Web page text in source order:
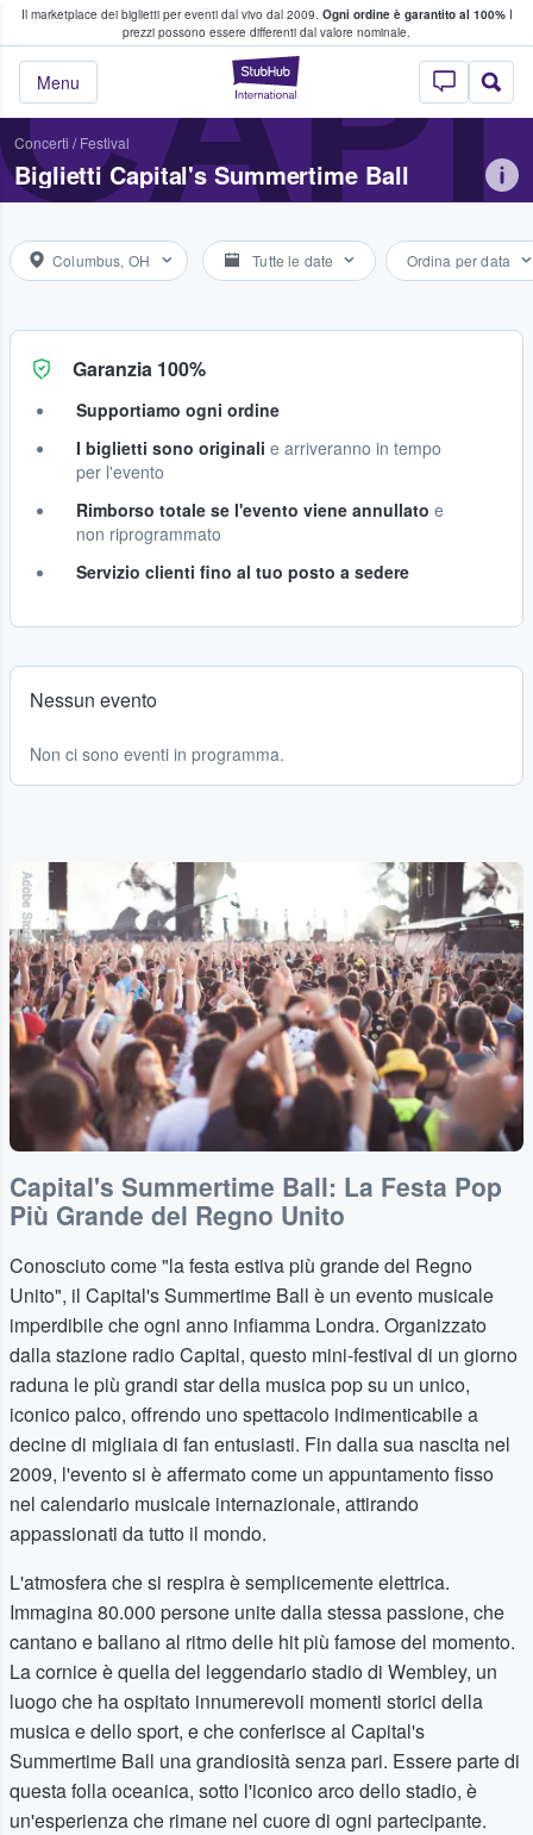
Il marketplace dei biglietti per eventi dal vivo dal 2009. Ogni ordine è garantito al 100%I
prezzi possono essere differenti dal valore nominale.
StubHub - Dove
Menu
fan comprano e vendono biglietti
Concerti / Festival
Biglietti Capital's Summertime Ball
Columbus, OH Tutte le date Ordina per data
Garanzia 100%
Supportiamo ogni ordine
I biglietti sono originali e arriveranno in tempo
per l'evento
Rimborso totale se l'evento viene annullato e
non riprogrammato
Servizio clienti fino al tuo posto a sedere
Nessun evento
Non ci sono eventi in programma.
Adobe Stock
Capital's Summertime Ball: La Festa Pop
Più Grande del Regno Unito
Conosciuto come "la festa estiva più grande del Regno
Unito", il Capital's Summertime Ball è un evento musicale
imperdibile che ogni anno infiamma Londra. Organizzato
dalla stazione radio Capital, questo mini-festival di un giorno
raduna le più grandi star della musica pop su un unico,
iconico palco, offrendo uno spettacolo indimenticabile a
decine di migliaia di fan entusiasti. Fin dalla sua nascita nel
2009, l'evento si è affermato come un appuntamento fisso
nel calendario musicale internazionale, attirando
appassionati da tutto il mondo.
L'atmosfera che si respira è semplicemente elettrica.
Immagina 80.000 persone unite dalla stessa passione, che
cantano e ballano al ritmo delle hit più famose del momento.
La cornice è quella del leggendario stadio di Wembley, un
luogo che ha ospitato innumerevoli momenti storici della
musica e dello sport, e che conferisce al Capital's
Summertime Ball una grandiosità senza pari. Essere parte di
questa folla oceanica, sotto l'iconico arco dello stadio, è
un'esperienza che rimane nel cuore di ogni partecipante.